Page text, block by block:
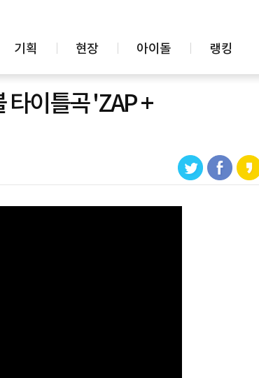
기획 현장 아이돌 랭킹
타이틀곡 'ZAP +